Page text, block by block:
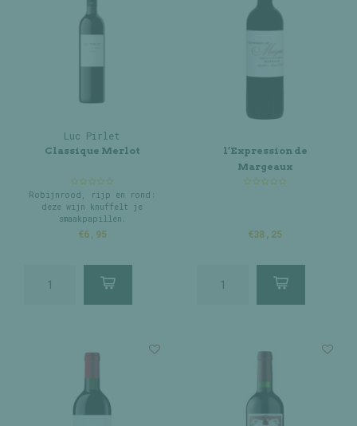
Luc Pirlet
Classique Merlot
Robijnrood, rijp en rond:
deze wijn knuffelt je
smaakpapillen.
€6,95
l’Expression de
Margeaux
€38,25